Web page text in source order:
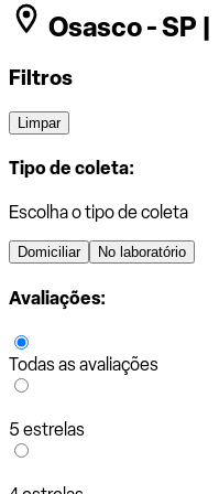
Osasco - SP |
Filtros
Limpar
Tipo de coleta:
Escolha o tipo de coleta
Domiciliar No laboratório
Avaliações:
Todas as avaliações
5 estrelas